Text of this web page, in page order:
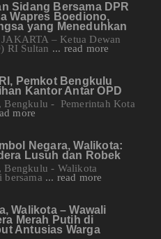
Sidang Bersama DPR
Wapres Boediono,
yang Meneduhkan
– Ketua Dewan
RI Sultan ... read more
Pemkot Bengkulu
Kantor Antar OPD
Bengkulu - Pemerintah Kota
more
Negara, Walikota:
Lusuh dan Robek
Bengkulu - Walikota
bersama ... read more
Walikota – Wawali
Merah Putih di
Antusias Warga